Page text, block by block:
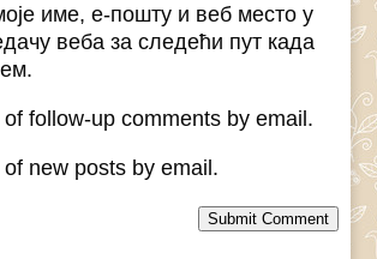
име, е-пошту и веб место у
веба за следећи пут када
follow-up comments by email.
new posts by email.
Submit Comment